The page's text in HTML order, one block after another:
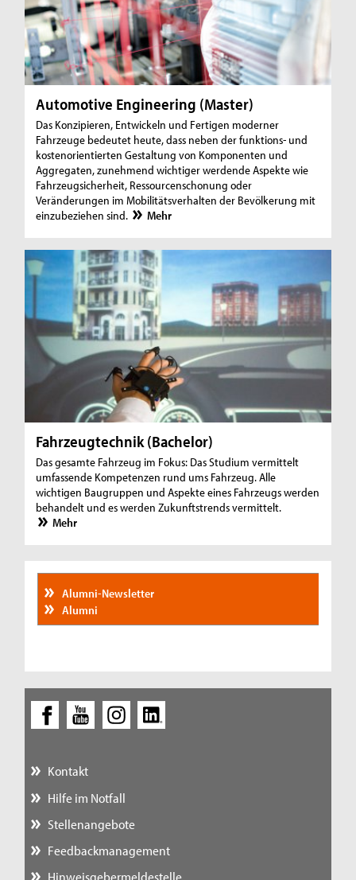
Automotive Engineering (Master)
Das Konzipieren, Entwickeln und Fertigen moderner
Fahrzeuge bedeutet heute, dass neben der funktions- und
kostenorientierten Gestaltung von Komponenten und
Aggregaten, zunehmend wichtiger werdende Aspekte wie
Fahrzeugsicherheit, Ressourcenschonung oder
Veränderungen im Mobilitätsverhalten der Bevölkerung mit
einzubeziehen sind.
Mehr
Fahrzeugtechnik (Bachelor)
Das gesamte Fahrzeug im Fokus: Das Studium vermittelt
umfassende Kompetenzen rund ums Fahrzeug. Alle
wichtigen Baugruppen und Aspekte eines Fahrzeugs werden
behandelt und es werden Zukunftstrends vermittelt.
Mehr
Alumni-Newsletter
Alumni
Kontakt
Hilfe im Notfall
Stellenangebote
Feedbackmanagement
Hinweisgebermeldestelle